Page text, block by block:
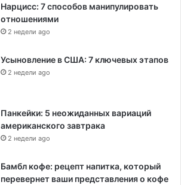
Нарцисс: 7 способов манипулировать
отношениями
2 недели ago
Усыновление в США: 7 ключевых этапов
2 недели ago
Панкейки: 5 неожиданных вариаций
американского завтрака
2 недели ago
Бамбл кофе: рецепт напитка, который
перевернет ваши представления о кофе